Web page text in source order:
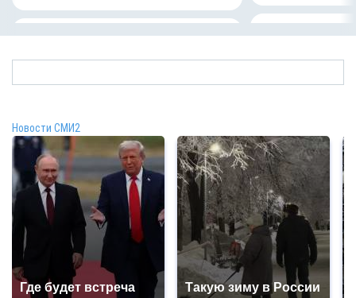
Новости СМИ2
Где будет встреча Такую зиму в России